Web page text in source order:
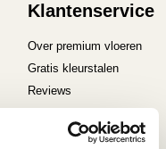
Klantenservice
Over premium vloeren
Gratis kleurstalen
Reviews
Cookiebeleid